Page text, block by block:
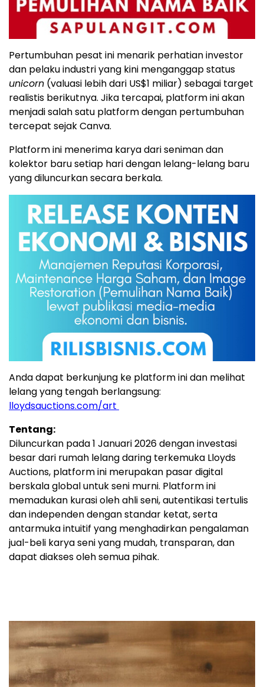
Pertumbuhan pesat ini menarik perhatian investor
dan pelaku industri yang kini menganggap status
unicorn (valuasi lebih dari US$1 miliar) sebagai target
realistis berikutnya. Jika tercapai, platform ini akan
menjadi salah satu platform dengan pertumbuhan
tercepat sejak Canva.
Platform ini menerima karya dari seniman dan
kolektor baru setiap hari dengan lelang-lelang baru
yang diluncurkan secara berkala.
Anda dapat berkunjung ke platform ini dan melihat
lelang yang tengah berlangsung:
lloydsauctions.com/art
Tentang:
Diluncurkan pada 1 Januari 2026 dengan investasi
besar dari rumah lelang daring terkemuka Lloyds
Auctions, platform ini merupakan pasar digital
berskala global untuk seni murni. Platform ini
memadukan kurasi oleh ahli seni, autentikasi tertulis
dan independen dengan standar ketat, serta
antarmuka intuitif yang menghadirkan pengalaman
jual-beli karya seni yang mudah, transparan, dan
dapat diakses oleh semua pihak.